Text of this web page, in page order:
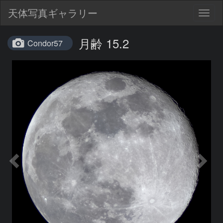
天体写真ギャラリー
Condor57 月齢 15.2